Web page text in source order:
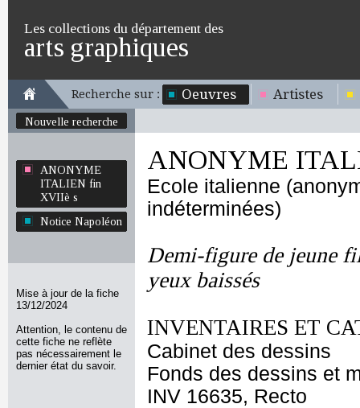
Les collections du département des
arts graphiques
Recherche sur : Oeuvres Artistes
Nouvelle recherche
ANONYME
ITALIEN fin
XVIIè s
Notice Napoléon
Mise à jour de la fiche
13/12/2024
Attention, le contenu de
cette fiche ne reflète
pas nécessairement le
dernier état du savoir.
ANONYME
Ecole italienne
indéterminées)
Demi-figure de jeune
yeux baissés
INVENTAIRES ET
Cabinet des dessins
Fonds des dessins et
INV 16635, Recto